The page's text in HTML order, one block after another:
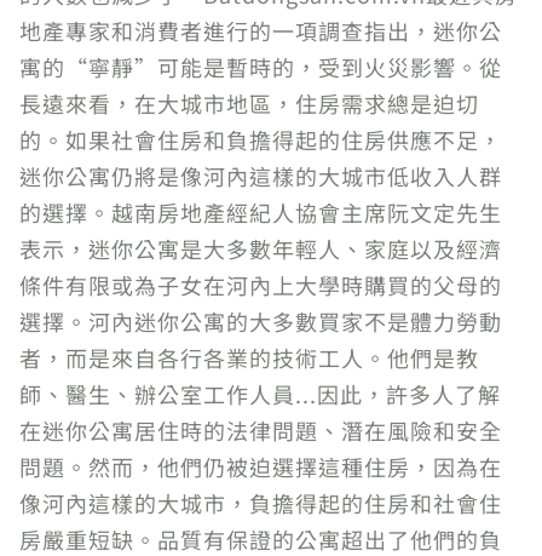
地產專家和消費者進行的一項調查指出，迷你公
寓的“寧靜”可能是暫時的，受到火災影響。從
長遠來看，在大城市地區，住房需求總是迫切
的。如果社會住房和負擔得起的住房供應不足，
迷你公寓仍將是像河內這樣的大城市低收入人群
的選擇。越南房地產經紀人協會主席阮文定先生
表示，迷你公寓是大多數年輕人、家庭以及經濟
條件有限或為子女在河內上大學時購買的父母的
選擇。河內迷你公寓的大多數買家不是體力勞動
者，而是來自各行各業的技術工人。他們是教
師、醫生、辦公室工作人員...因此，許多人了解
在迷你公寓居住時的法律問題、潛在風險和安全
問題。然而，他們仍被迫選擇這種住房，因為在
像河內這樣的大城市，負擔得起的住房和社會住
房嚴重短缺。品質有保證的公寓超出了他們的負